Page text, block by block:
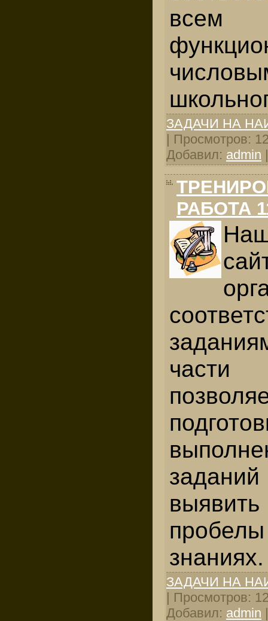
ЗАДАЧИ НА
| Просмотров:
Добавил: admin
РАБОТА
части
позволя
знаниях.
ЗАДАЧИ НА
| Просмотров:
Добавил: admin